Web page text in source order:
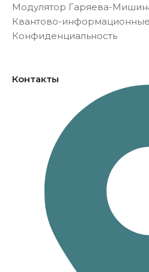
Модулятор Гаряева-
Квантово-
Конфиденциальность
Контакты